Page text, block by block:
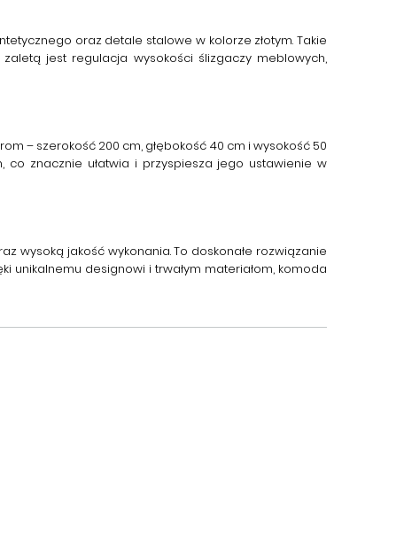
oraz detale stalowe w kolorze złotym. Takie
jest regulacja wysokości ślizgaczy meblowych,
– szerokość 200 cm, głębokość 40 cm i wysokość 50
znacznie ułatwia i przyspiesza jego ustawienie w
wysoką jakość wykonania. To doskonałe rozwiązanie
unikalnemu designowi i trwałym materiałom, komoda